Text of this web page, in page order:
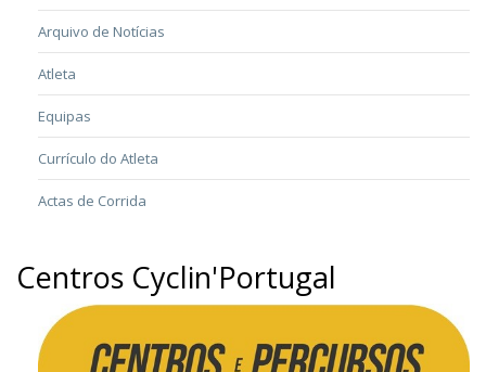
Arquivo de Notícias
Atleta
Equipas
Currículo do Atleta
Actas de Corrida
Centros Cyclin'Portugal